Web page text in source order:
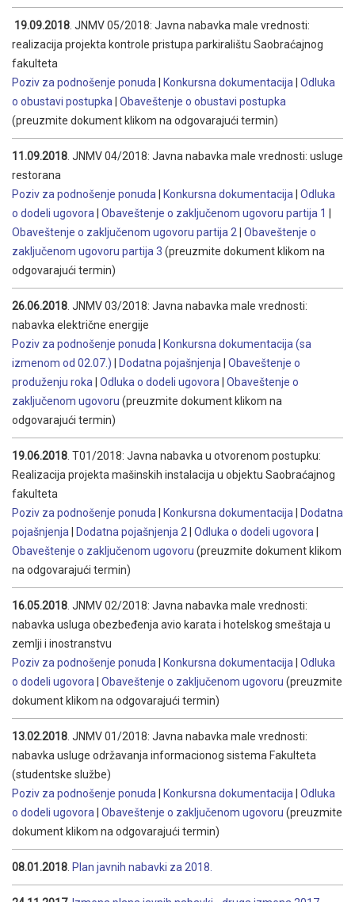
19.09.2018 . JNMV 05/2018: Javna nabavka male vrednosti:
realizacija projekta kontrole pristupa parkiralištu Saobraćajnog
fakulteta
Poziv za podnošenje ponuda
Konkursna dokumentacija
Odluka
o obustavi postupka
Obaveštenje o obustavi postupka
(preuzmite dokument klikom na odgovarajući termin)
11.09.2018 . JNMV 04/2018: Javna nabavka male vrednosti: usluge
restorana
Poziv za podnošenje ponuda
Konkursna dokumentacija
Odluka
o dodeli ugovora
Obaveštenje o zaključenom ugovoru partija 1
Obaveštenje o zaključenom ugovoru partija 2
Obaveštenje o
zaključenom ugovoru partija 3 (preuzmite dokument klikom na
odgovarajući termin)
26.06.2018 . JNMV 03/2018: Javna nabavka male vrednosti:
nabavka električne energije
Poziv za podnošenje ponuda
Konkursna dokumentacija (sa
izmenom od 02.07.)
Dodatna pojašnjenja
Obaveštenje o
produženju roka
Odluka o dodeli ugovora
Obaveštenje o
zaključenom ugovoru (preuzmite dokument klikom na
odgovarajući termin)
19.06.2018 . T01/2018: Javna nabavka u otvorenom postupku:
Realizacija projekta mašinskih instalacija u objektu Saobraćajnog
fakulteta
Poziv za podnošenje ponuda
Konkursna dokumentacija
Dodatna
pojašnjenja
Dodatna pojašnjenja 2 Odluka o dodeli ugovora
Obaveštenje o zaključenom ugovoru (preuzmite dokument klikom
na odgovarajući termin)
16.05.2018 . JNMV 02/2018: Javna nabavka male vrednosti:
nabavka usluga obezbeđenja avio karata i hotelskog smeštaja u
zemlji i inostranstvu
Poziv za podnošenje ponuda
Konkursna dokumentacija
Odluka
o dodeli ugovora
Obaveštenje o zaključenom ugovoru (preuzmite
dokument klikom na odgovarajući termin)
13.02.2018 . JNMV 01/2018: Javna nabavka male vrednosti:
nabavka usluge održavanja informacionog sistema Fakulteta
(studentske službe)
Poziv za podnošenje ponuda
Konkursna dokumentacija
Odluka
o dodeli ugovora
Obaveštenje o zaključenom ugovoru (preuzmite
dokument klikom na odgovarajući termin)
08.01.2018 Plan javnih nabavki za 2018.